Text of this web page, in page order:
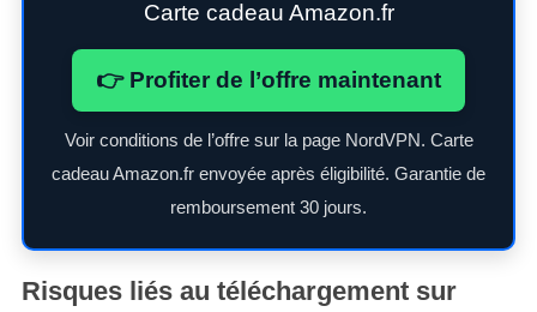
Carte cadeau Amazon.fr
👉 Profiter de l’offre maintenant
Voir conditions de l’offre sur la page NordVPN. Carte
cadeau Amazon.fr envoyée après éligibilité. Garantie de
remboursement 30 jours.
Risques liés au téléchargement sur